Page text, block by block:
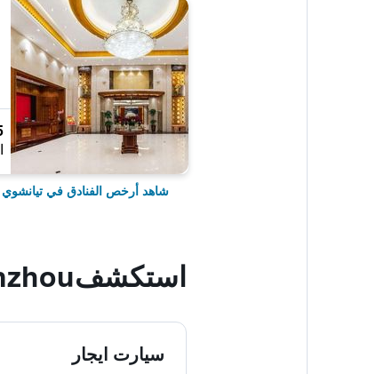
شاهد أرخص الفنادق في تيانشوي
استكشفQinzhou, تيانشوي
سيارت ايجار